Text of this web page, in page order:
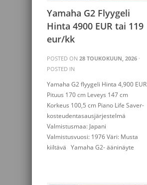
Yamaha G2 Flyygeli
Hinta 4900 EUR tai 119
eur/kk
POSTED ON 28 TOUKOKUUN, 2026 ·
POSTED IN
Yamaha G2 flyygeli Hinta 4,900 EUR
Pituus 170 cm Leveys 147 cm
Korkeus 100,5 cm Piano Life Saver-
kosteudentasausjärjestelmä
Valmistusmaa: Japani
Valmistusvuosi: 1976 Väri: Musta
kiiltävä Yamaha G2- ääninäyte